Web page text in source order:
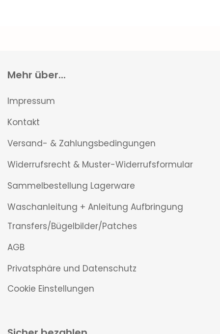
Mehr über...
Impressum
Kontakt
Versand- & Zahlungsbedingungen
Widerrufsrecht & Muster-Widerrufsformular
Sammelbestellung Lagerware
Waschanleitung + Anleitung Aufbringung
Transfers/Bügelbilder/Patches
AGB
Privatsphäre und Datenschutz
Cookie Einstellungen